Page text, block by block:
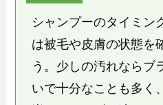
シャンプーのタイミン
は被毛や皮膚の状態を
う。少しの汚れならブ
いで十分なことも多く